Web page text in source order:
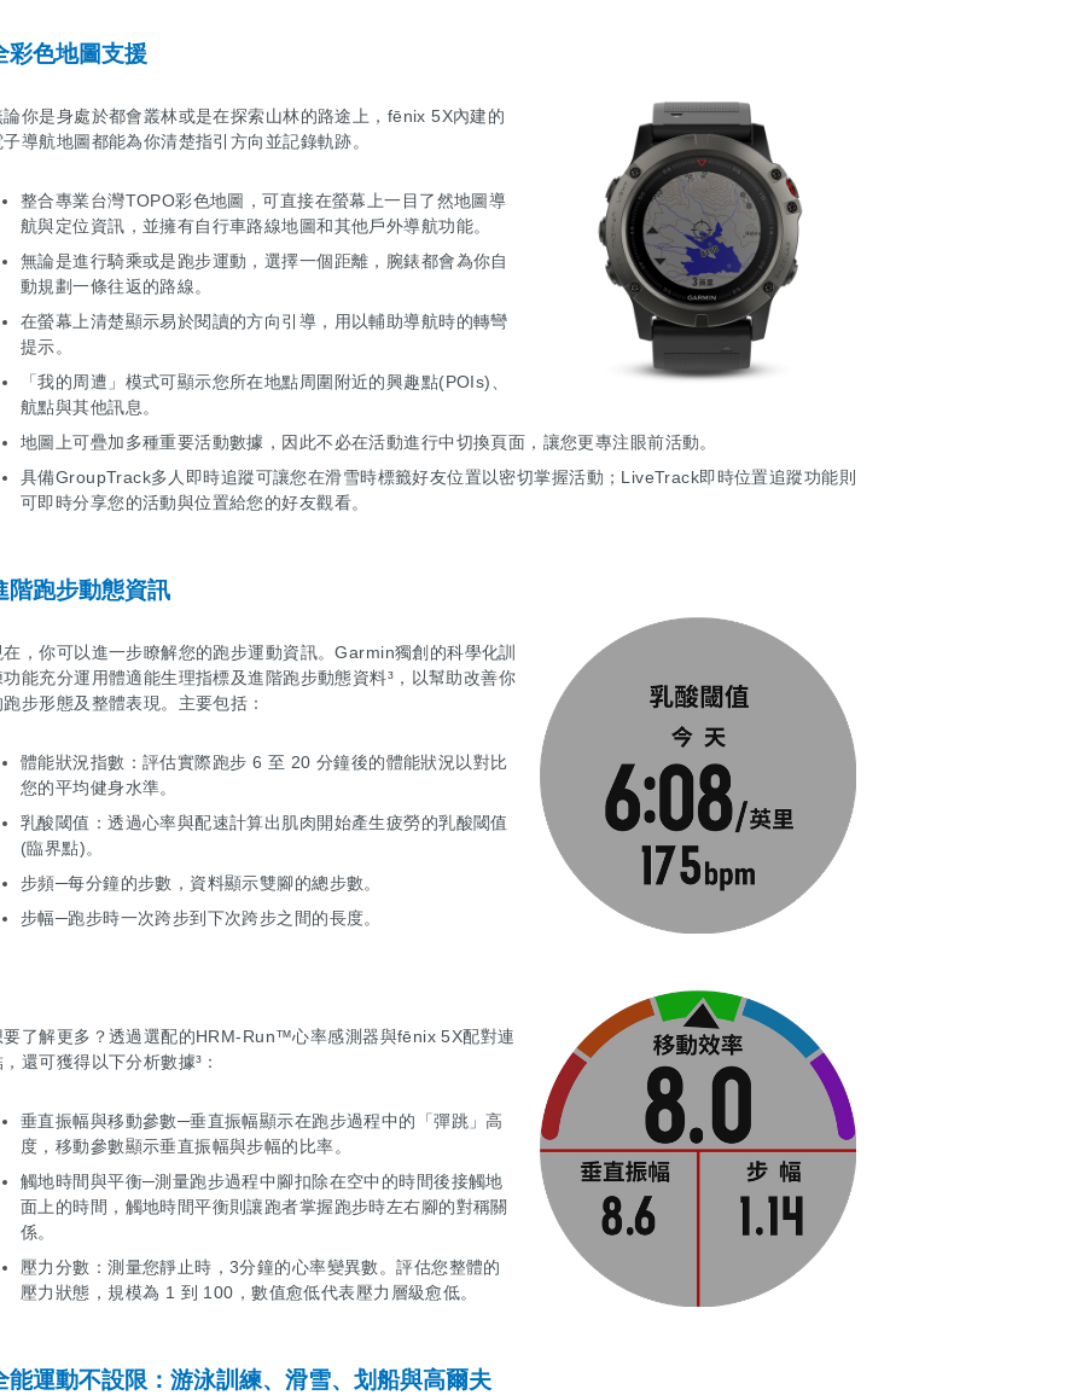
彩色地圖支援
論你是身處於都會叢林或是在探索山林的路途上，fēnix 5X內建的
子導航地圖都能為你清楚指引方向並記錄軌跡。
整合專業台灣TOPO彩色地圖，可直接在螢幕上一目了然地圖導
航與定位資訊，並擁有自行車路線地圖和其他戶外導航功能。
無論是進行騎乘或是跑步運動，選擇一個距離，腕錶都會為你自
動規劃一條往返的路線。
在螢幕上清楚顯示易於閱讀的方向引導，用以輔助導航時的轉彎
提示。
「我的周遭」模式可顯示您所在地點周圍附近的興趣點(POIs)、
航點與其他訊息。
地圖上可疊加多種重要活動數據，因此不必在活動進行中切換頁面，讓您更專注眼前活動。
具備GroupTrack多人即時追蹤可讓您在滑雪時標籤好友位置以密切掌握活動；LiveTrack即時位置追蹤功能則
可即時分享您的活動與位置給您的好友觀看。
階跑步動態資訊
在，你可以進一步瞭解您的跑步運動資訊。Garmin獨創的科學化訓
功能充分運用體適能生理指標及進階跑步動態資料³，以幫助改善你
跑步形態及整體表現。主要包括：
體能狀況指數：評估實際跑步 6 至 20 分鐘後的體能狀況以對比
您的平均健身水準。
乳酸閾值：透過心率與配速計算出肌肉開始產生疲勞的乳酸閾值
(臨界點)。
步頻─每分鐘的步數，資料顯示雙腳的總步數。
步幅─跑步時一次跨步到下次跨步之間的長度。
要了解更多？透過選配的HRM-Run™心率感測器與fēnix 5X配對連
，還可獲得以下分析數據³：
垂直振幅與移動參數─垂直振幅顯示在跑步過程中的「彈跳」高
度，移動參數顯示垂直振幅與步幅的比率。
觸地時間與平衡─測量跑步過程中腳扣除在空中的時間後接觸地
面上的時間，觸地時間平衡則讓跑者掌握跑步時左右腳的對稱關
係。
壓力分數：測量您靜止時，3分鐘的心率變異數。評估您整體的
壓力狀態，規模為 1 到 100，數值愈低代表壓力層級愈低。
能運動不設限：游泳訓練、滑雪、划船與高爾夫